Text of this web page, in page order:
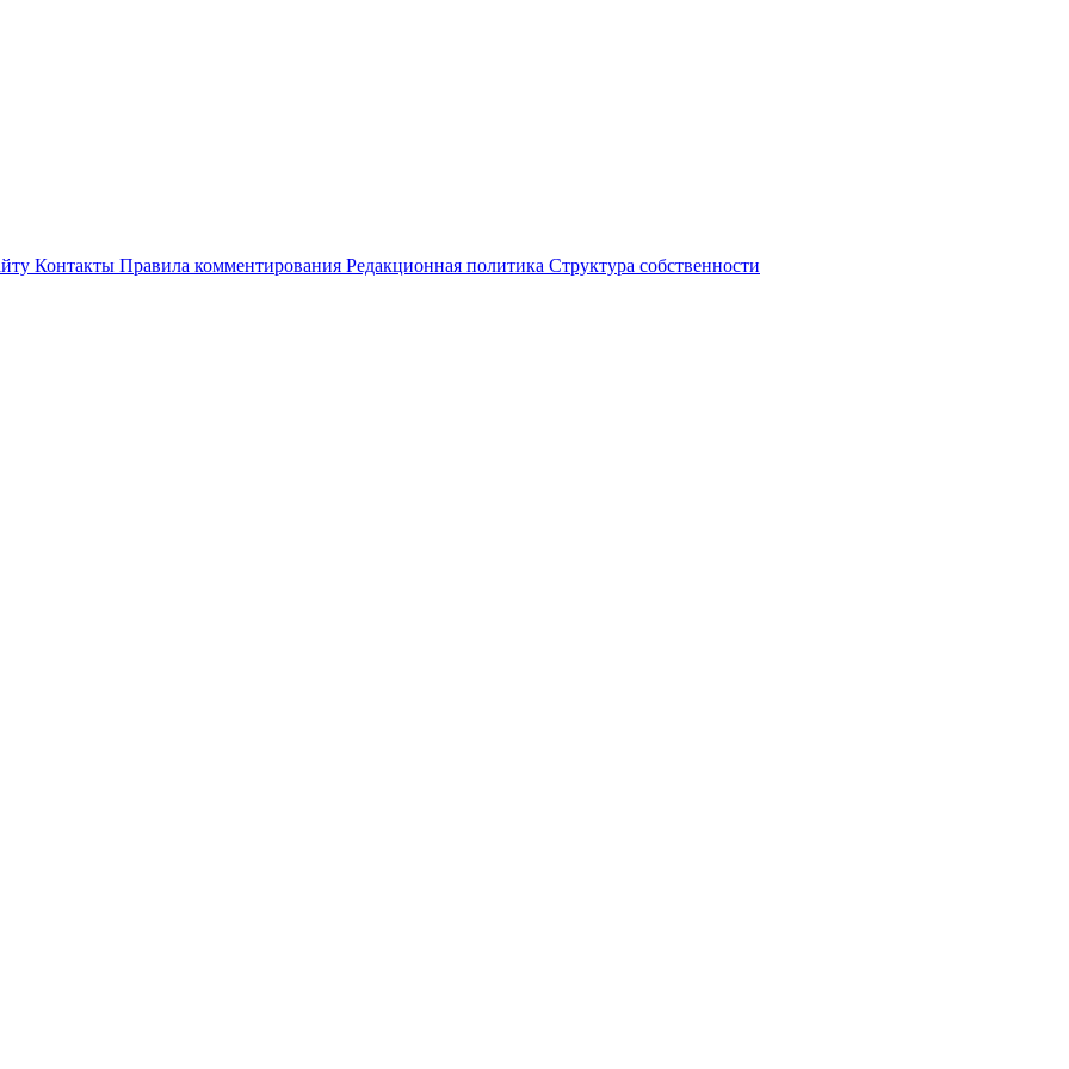
Контакты Правила комментирования Редакционная политика Структура собственности